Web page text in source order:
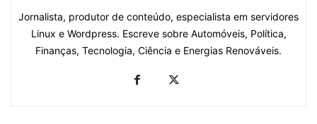
Jornalista, produtor de conteúdo, especialista em servidores
Linux e Wordpress. Escreve sobre Automóveis, Política,
Finanças, Tecnologia, Ciência e Energias Renováveis.